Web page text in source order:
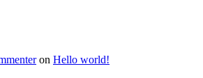
on Hello world!